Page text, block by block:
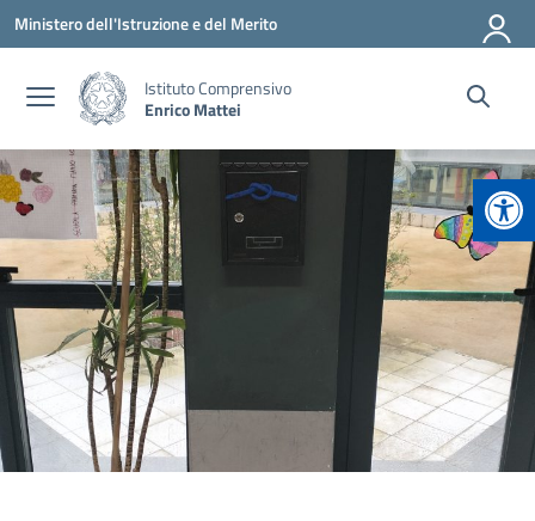
Vai ai contenuti
Vai al menu di navigazione
Vai al footer
Ministero dell'Istruzione e del Merito
Istituto Comprensivo
Enrico Mattei